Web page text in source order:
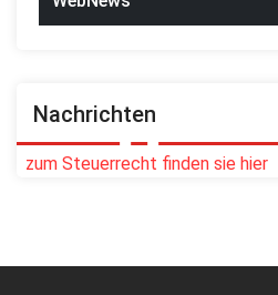
Nachrichten
zum Steuerrecht finden sie hier